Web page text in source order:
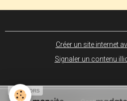
Créer un site internet
Signaler un contenu
SPONSORS